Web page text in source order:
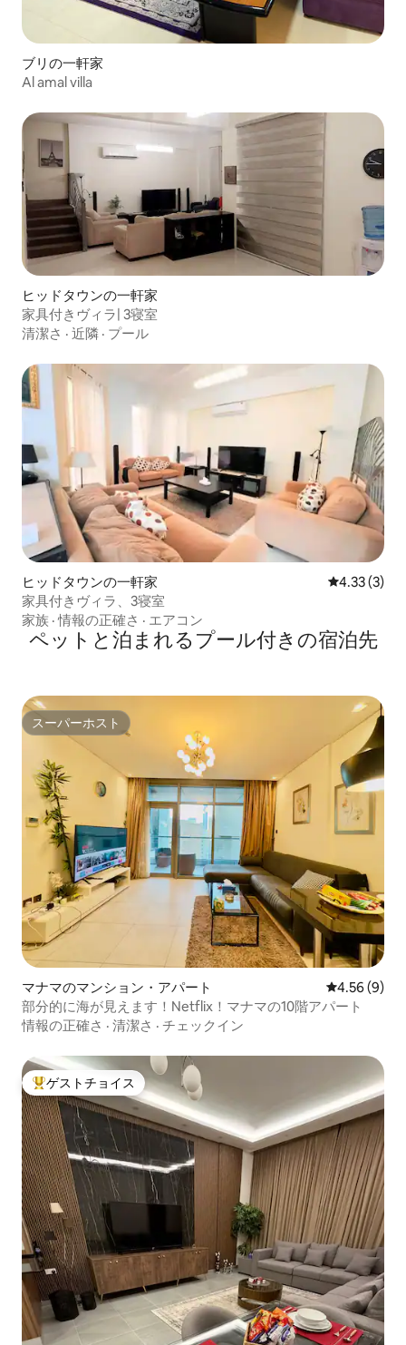
ブリの一軒家
Al amal villa
ヒッドタウンの一軒家
家具付きヴィラ| 3寝室
清潔さ · 近隣 · プール
ヒッドタウンの一軒家 レビュー3
4.33 (3)
家具付きヴィラ、3寝室
家族 ·情報の正確さ · エアコン
ペットと泊まれるプール付きの宿泊先
スーパーホスト
スーパーホスト
マナマのマンション・アパート レビュー9
4.56 (9)
部分的に海が見えます！Netflix！マナマの10階アパート
情報の正確さ · 清潔さ · チェックイン
大好評のゲストチョイスです。
ゲストチョイス